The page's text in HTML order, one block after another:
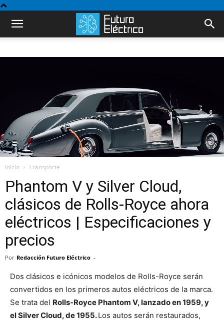
Inicio Transporte
Phantom V y Silver Cloud,
clásicos de Rolls-Royce ahora
eléctricos | Especificaciones y
precios
Por Redacción Futuro Eléctrico -
Dos clásicos e icónicos modelos de Rolls-Royce serán
convertidos en los primeros autos eléctricos de la marca.
Se trata del Rolls-Royce Phantom V, lanzado en 1959, y
el Silver Cloud, de 1955.Los autos serán restaurados,